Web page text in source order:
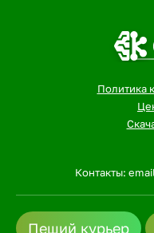
Политика
Контакты:
Пеший курьер